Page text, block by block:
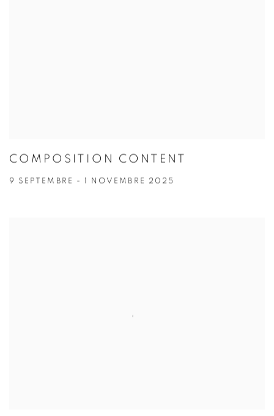
COMPOSITION CONTENT
9 SEPTEMBRE - 1 NOVEMBRE 2025